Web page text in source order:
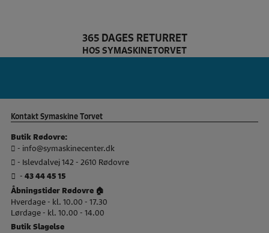
365 DAGES RETURRET
HOS SYMASKINETORVET
Kontakt Symaskine Torvet
Butik Rødovre:
- info@symaskinecenter.dk
- Islevdalvej 142 - 2610 Rødovre
- 43 44 45 15
Åbningstider Rødovre 🏠
Hverdage - kl. 10.00 - 17.30
Lørdage - kl. 10.00 - 14.00
Butik Slagelse